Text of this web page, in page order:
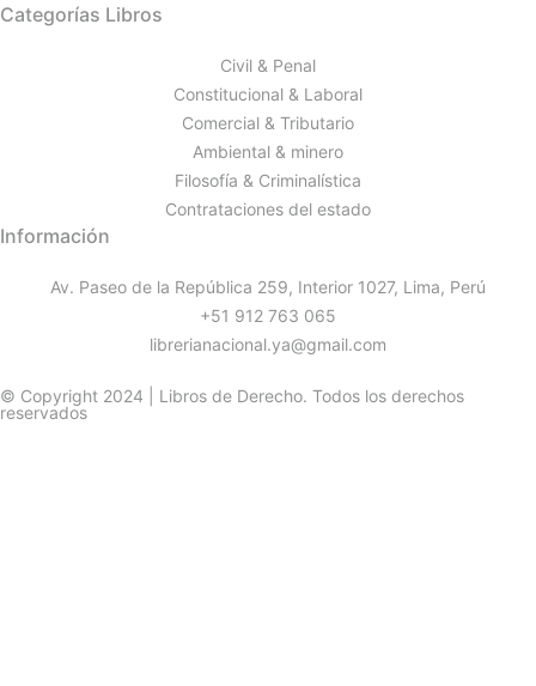
Categorías Libros
Civil & Penal
Constitucional & Laboral
Comercial & Tributario
Ambiental & minero
Filosofía & Criminalística
Contrataciones del estado
Información
Av. Paseo de la República 259, Interior 1027, Lima, Perú
+51 912 763 065
librerianacional.ya@gmail.com
© Copyright 2024 | Libros de Derecho. Todos los derechos
reservados